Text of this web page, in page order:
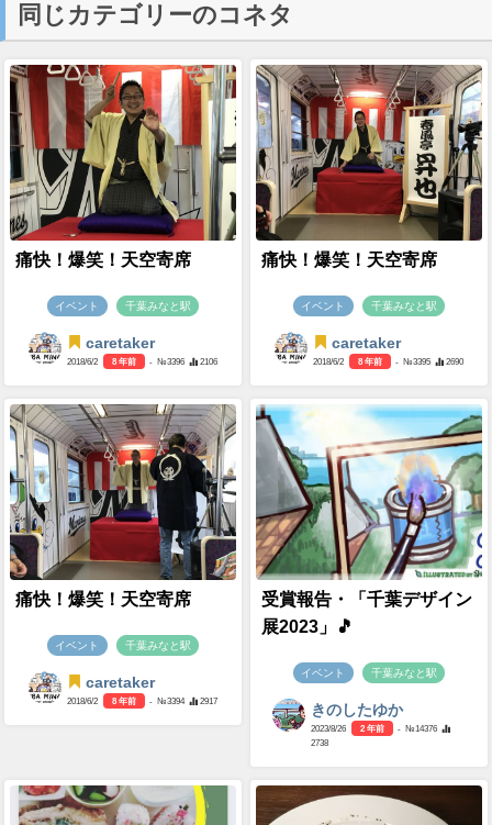
同じカテゴリーのコネタ
痛快！爆笑！天空寄席
イベント 千葉みなと駅
caretaker
2018/6/2 8 年前 - №3396 2106
痛快！爆笑！天空寄席
イベント 千葉みなと駅
caretaker
2018/6/2 8 年前 - №3395 2690
痛快！爆笑！天空寄席
イベント 千葉みなと駅
caretaker
2018/6/2 8 年前 - №3394 2917
受賞報告・「千葉デザイン
展2023」🎵
イベント 千葉みなと駅
きのしたゆか
2023/8/26 2 年前
- №14376
2738